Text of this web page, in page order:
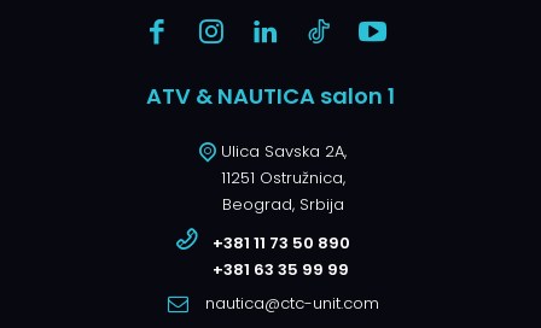
ATV & NAUTICA salon 1
Ulica Savska 2A,
11251 Ostružnica,
Beograd, Srbija
+381 11 73 50 890
+381 63 35 99 99
nautica@ctc-unit.com